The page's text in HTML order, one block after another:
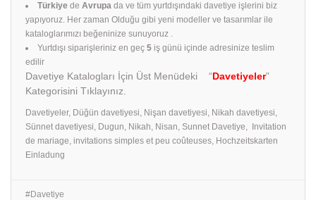
Türkiye de Avrupa da ve tüm yurtdışındaki davetiye işlerini biz
yapıyoruz. Her zaman Olduğu gibi yeni modeller ve tasarımlar ile
kataloglarımızı beğeninize sunuyoruz .
Yurtdışı siparişleriniz en geç 5 iş günü içinde adresinize teslim
edilir
Davetiye Katalogları İçin Üst Menüdeki “Davetiyeler”
Kategorisini Tıklayınız.
Davetiyeler, Düğün davetiyesi, Nişan davetiyesi, Nikah davetiyesi,
Sünnet davetiyesi, Dugun, Nikah, Nisan, Sunnet Davetiye, Invitation
de mariage, invitations simples et peu coûteuses, Hochzeitskarten
Einladung
Davetiye